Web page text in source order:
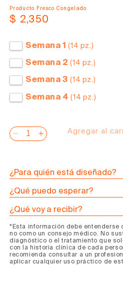
Producto Fresco Congelado
Precio
$ 2,350
Semana 1(14 pz.)
Semana 2(14 pz.)
Semana 3(14 pz.)
Semana 4(14 pz.)
Reducir
Programa
Caldo
de
Huesos
Hipertiroidismo
Aumentar
Programa
Caldo
de
Huesos
Hipertiroidismo
Agregar al
¿Para quién está diseñado?
¿Qué puedo esperar?
¿Qué voy a recibir?
*Esta información debe entenderse
no como un consejo médico. No
diagnóstico o el tratamiento que
con la historia clínica de cada
recomienda consultar a un
aplicar cualquier uso práctico de